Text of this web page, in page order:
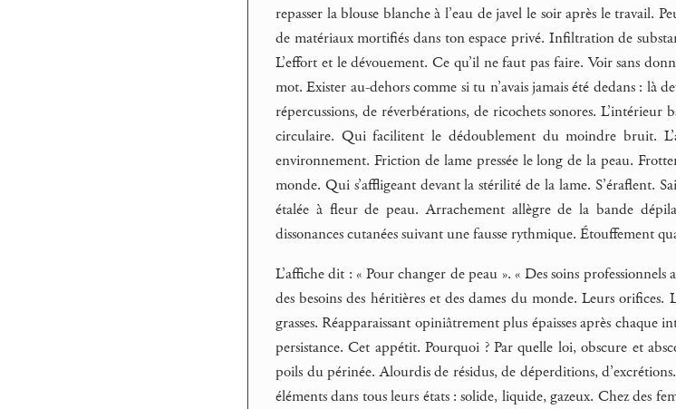
repasser la blouse blanche à l’eau de javel le soir après le travail.
de matériaux mortifiés dans ton espace privé. Infiltration de
L’effort et le dévouement. Ce qu’il ne faut pas faire. Voir sans
mot. Exister au-dehors comme si tu n’avais jamais été dedans : là
répercussions, de réverbérations, de ricochets sonores.
circulaire. Qui facilitent le dédoublement du moindre bruit.
environnement. Friction de lame pressée le long de la peau.
monde. Qui s’affligeant devant la stérilité de la lame. S’éraflent.
étalée à fleur de peau. Arrachement allègre de la bande
dissonances cutanées suivant une fausse rythmique. Étouffement
L’affiche dit : « Pour changer de peau ». « Des soins
des besoins des héritières et des dames du monde. Leurs orifices.
grasses. Réapparaissant opiniâtrement plus épaisses après
persistance. Cet appétit. Pourquoi ? Par quelle loi, obscure et
poils du périnée. Alourdis de résidus, de déperditions,
éléments dans tous leurs états : solide, liquide, gazeux. Chez des